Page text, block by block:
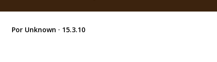
Por Unknown 15.3.10